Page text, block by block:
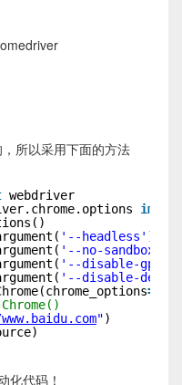
所以采用下面的方法
webdriver
'--headless' )
'--no-sandbox'
'--disable-gpu'
'--disable-dev-
=
")
化代码！